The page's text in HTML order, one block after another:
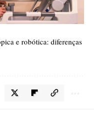
e robótica: diferenças